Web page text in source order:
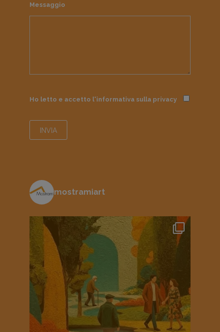
Messaggio
Ho letto e accetto l'informativa sulla privacy
mostramiart